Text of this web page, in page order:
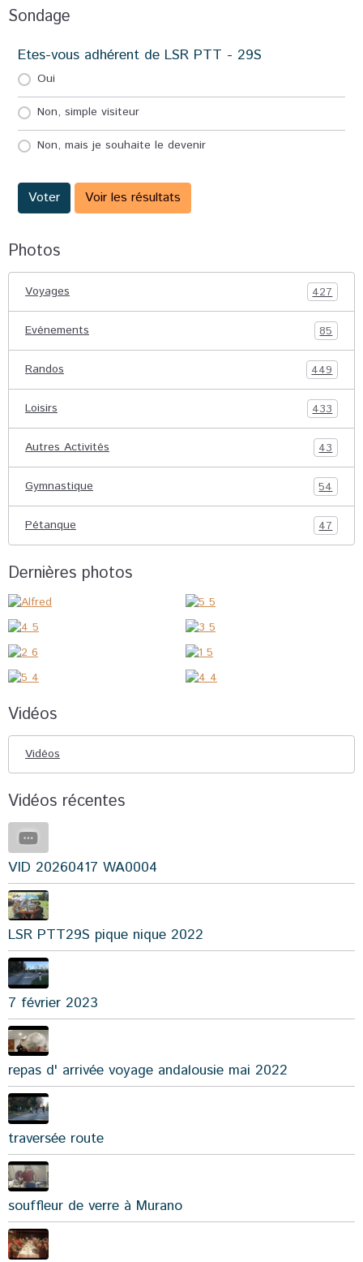
Sondage
Etes-vous adhérent de LSR PTT - 29S
Oui
Non, simple visiteur
Non, mais je souhaite le devenir
Voter Voir les résultats
Photos
Voyages 427
Evénements 85
Randos 449
Loisirs 433
Autres Activités 43
Gymnastique 54
Pétanque 47
Dernières photos
Vidéos
Vidéos
Vidéos récentes
VID 20260417 WA0004
LSR PTT29S pique nique 2022
7 février 2023
repas d' arrivée voyage andalousie mai 2022
traversée route
souffleur de verre à Murano